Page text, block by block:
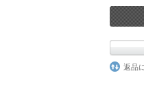
返品